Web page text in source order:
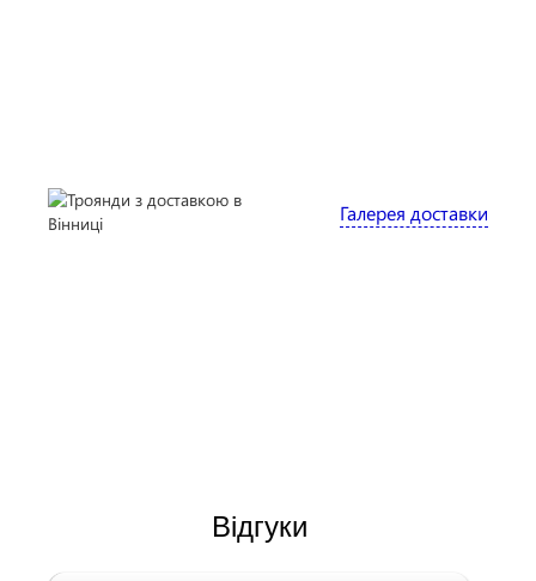
Галерея доставки
Відгуки